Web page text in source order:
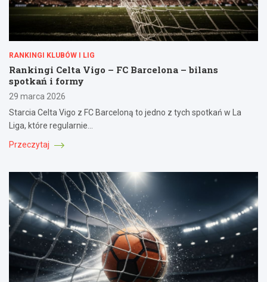
RANKINGI KLUBÓW I LIG
Rankingi Celta Vigo – FC Barcelona – bilans
spotkań i formy
29 marca 2026
Starcia Celta Vigo z FC Barceloną to jedno z tych spotkań w La
Liga, które regularnie…
Przeczytaj